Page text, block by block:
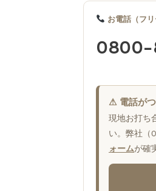
お電話（フリ
⚠ 電話が
現地お打ち
い。弊社（
ォームが確